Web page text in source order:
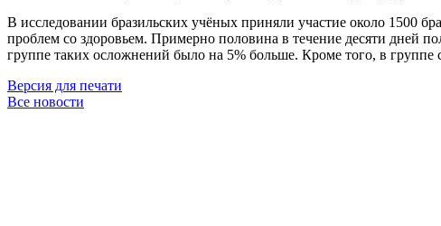
В исследовании бразильских учёных приняли участие около 1500
проблем со здоровьем. Примерно половина в течение десяти дней
группе таких осложнений было на 5% больше. Кроме того, в
Версия для печати
Все новости